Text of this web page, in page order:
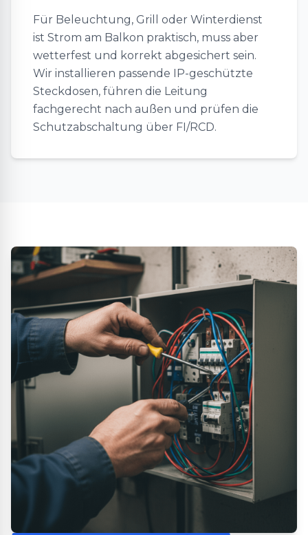
Für Beleuchtung, Grill oder Winterdienst
ist Strom am Balkon praktisch, muss aber
wetterfest und korrekt abgesichert sein.
Wir installieren passende IP-geschützte
Steckdosen, führen die Leitung
fachgerecht nach außen und prüfen die
Schutzabschaltung über FI/RCD.